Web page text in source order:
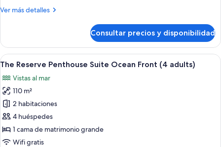
Front
adults)
Ver más detalles
Más
Reserve
Suite
Ocean
Jacuzzi
(3
adults)
Consultar precios y disponibilidad
Abrir
todas
las
fotos
de
The
Reserve
Penthouse
Un salón moderno con televisor,
6
The Reserve Penthouse Suite Ocean Front (4 adults)
Vistas al mar
110 m²
2 habitaciones
4 huéspedes
1 cama de matrimonio grande
Wifi gratis